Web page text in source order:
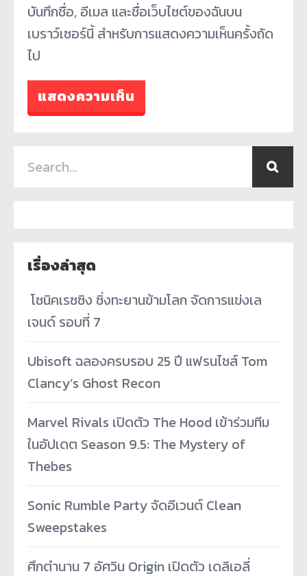
บันทึกชื่อ, อีเมล และชื่อเว็บไซต์ของฉันบน
เบราว์เซอร์นี้ สำหรับการแสดงความเห็นครั้งถัด
ไป
เรื่องล่าสุด
­ โซนิคเรซซิง ซิ่งทะยานข้ามโลก จัดการแข่งเล
เจนด์ รอบที่ 7
Ubisoft ฉลองครบรอบ 25 ปี แฟรนไชส์ Tom
Clancy’s Ghost Recon
Marvel Rivals เปิดตัว The Hood เข้าร่วมทีม
ในอัปเดต Season 9.5: The Mystery of
Thebes
Sonic Rumble Party จัดอีเวนต์ Clean
Sweepstakes
ศึกตำนาน 7 อัศวิน Origin เปิดตัว เดลิเอลี่